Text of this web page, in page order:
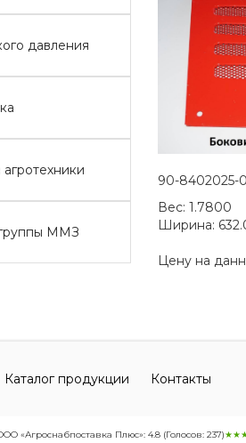
давления
ММЗ
90-8402025-
Вес: 1.7800
Ширина:
Цену на
Каталог продукции Контакты
«Агроснабпоставка Плюс»: 4.8 (Голосов: 237)